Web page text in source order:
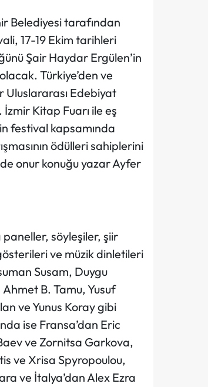
Belediyesi tarafından
17-19 Ekim tarihleri
Şair Haydar Ergülen’in
Türkiye’den ve
Uluslararası Edebiyat
Kitap Fuarı ile eş
festival kapsamında
ödülleri sahiplerini
onur konuğu yazar Ayfer
söyleşiler, şiir
ve müzik dinletileri
Susam, Duygu
B. Tamu, Yusuf
ve Yunus Koray gibi
ise Fransa’dan Eric
ve Zornitsa Garkova,
ve Xrisa Spyropoulou,
ve İtalya’dan Alex Ezra